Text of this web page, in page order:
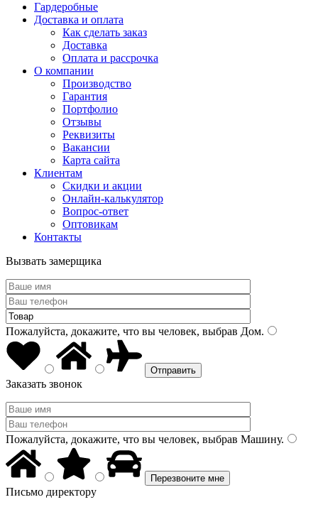
Гардеробные
Доставка и оплата
Как сделать заказ
Доставка
Оплата и рассрочка
О компании
Производство
Гарантия
Портфолио
Отзывы
Реквизиты
Вакансии
Карта сайта
Клиентам
Скидки и акции
Онлайн-калькулятор
Вопрос-ответ
Оптовикам
Контакты
Вызвать замерщика
Пожалуйста, докажите, что вы человек, выбрав Дом.
Заказать звонок
Пожалуйста, докажите, что вы человек, выбрав Машину.
Письмо директору